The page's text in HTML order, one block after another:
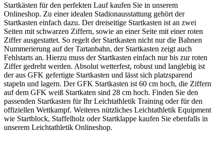
Startkästen für den perfekten Lauf kaufen Sie in unserem
Onlineshop. Zu einer idealen Stadionausstattung gehört der
Startkasten einfach dazu. Der dreiseitige Startkasten ist an zwei
Seiten mit schwarzen Ziffern, sowie an einer Seite mit einer roten
Ziffer ausgestattet. So regelt der Startkasten nicht nur die Bahnen
Nummerierung auf der Tartanbahn, der Startkasten zeigt auch
Fehlstarts an. Hierzu muss der Startkasten einfach nur bis zur roten
Ziffer gedreht werden. Absolut wetterfest, robust und langlebig ist
der aus GFK gefertigte Startkasten und lässt sich platzsparend
stapeln und lagern. Der GFK Startkasten ist 60 cm hoch, die Ziffern
auf dem GFK weiß Startkaten sind 28 cm hoch. Finden Sie den
passenden Startkasten für Ihr Leichtathletik Training oder für den
offiziellen Wettkampf. Weiteres nützliches Leichtathletik Equipment
wie Startblock, Staffelholz oder Startklappe kaufen Sie ebenfalls in
unserem Leichtathletik Onlineshop.